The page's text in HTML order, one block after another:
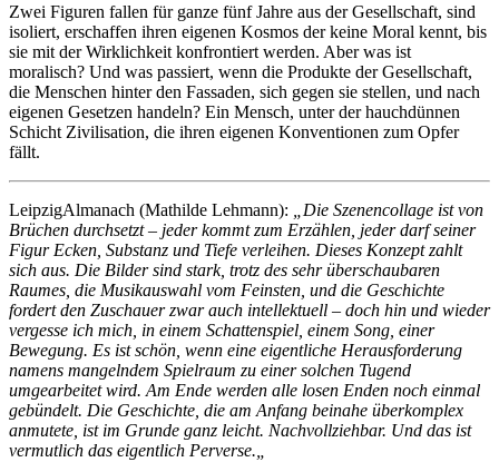
Zwei Figuren fallen für ganze fünf Jahre aus der Gesellschaft, sind
isoliert, erschaffen ihren eigenen Kosmos der keine Moral kennt, bis
sie mit der Wirklichkeit konfrontiert werden. Aber was ist
moralisch? Und was passiert, wenn die Produkte der Gesellschaft,
die Menschen hinter den Fassaden, sich gegen sie stellen, und nach
eigenen Gesetzen handeln? Ein Mensch, unter der hauchdünnen
Schicht Zivilisation, die ihren eigenen Konventionen zum Opfer
fällt.
LeipzigAlmanach (Mathilde Lehmann):
Die Szenencollage ist von
Brüchen durchsetzt – jeder kommt zum Erzählen, jeder darf seiner
Figur Ecken, Substanz und Tiefe verleihen. Dieses Konzept zahlt
sich aus. Die Bilder sind stark, trotz des sehr überschaubaren
Raumes, die Musikauswahl vom Feinsten, und die Geschichte
fordert den Zuschauer zwar auch intellektuell – doch hin und wieder
vergesse ich mich, in einem Schattenspiel, einem Song, einer
Bewegung. Es ist schön, wenn eine eigentliche Herausforderung
namens mangelndem Spielraum zu einer solchen Tugend
umgearbeitet wird. Am Ende werden alle losen Enden noch einmal
gebündelt. Die Geschichte, die am Anfang beinahe überkomplex
anmutete, ist im Grunde ganz leicht. Nachvollziehbar. Und das ist
vermutlich das eigentlich Perverse.